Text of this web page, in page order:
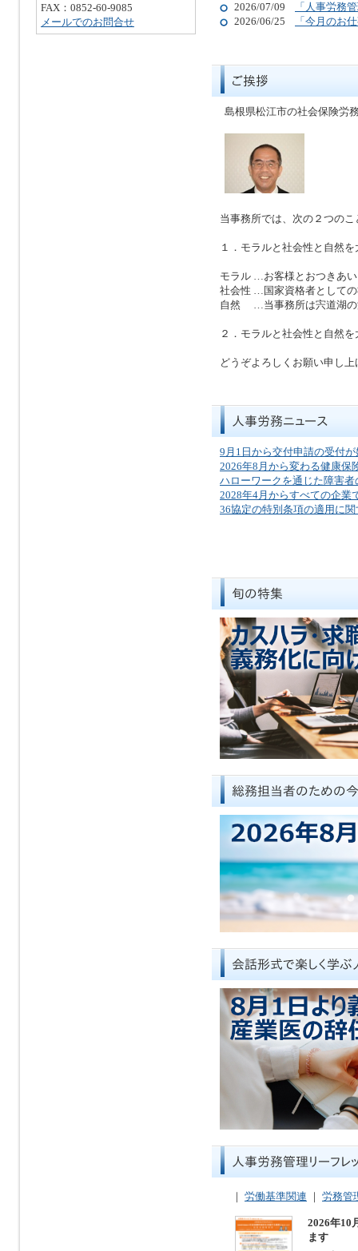
2026/07/09
「人事労務
2026/06/25
「今月のお
島根県松江市の社会保険労
当事務所では、次の２つの
１．モラルと社会性と自然
モラル …お客様とおつきあ
社会性 …国家資格者として
自然 …当事務所は宍道湖の
２．モラルと社会性と自然
どうぞよろしくお願い申し上
9月1日から交付申請の受付
2026年8月から変わる健康保
ハローワークを通じた障害
2028年4月からすべての企業
36協定の特別条項の適用に
｜ 労働基準関連 ｜ 労務管
2026年10
ます
FAX：0852-60-9085
メールでのお問合せ